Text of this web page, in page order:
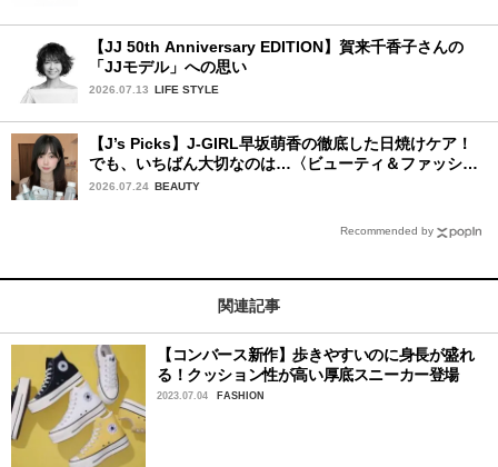
【JJ 50th Anniversary EDITION】賀来千香子さんの
「JJモデル」への思い
2026.07.13 LIFE STYLE
【J’s Picks】J-GIRL早坂萌香の徹底した日焼けケア！
でも、いちばん大切なのは…〈ビューティ＆ファッショ
ン夏の必需品〉
2026.07.24 BEAUTY
Recommended by
関連記事
【コンバース新作】歩きやすいのに身長が盛れ
る！クッション性が高い厚底スニーカー登場
2023.07.04 FASHION